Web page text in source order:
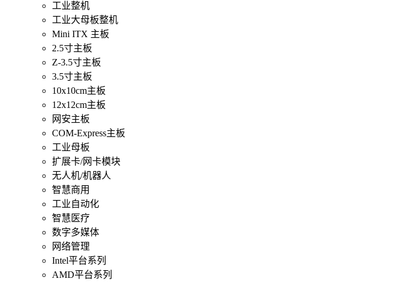
工业整机
工业大母板整机
Mini ITX 主板
2.5寸主板
Z-3.5寸主板
3.5寸主板
10x10cm主板
12x12cm主板
网安主板
COM-Express主板
工业母板
扩展卡/网卡模块
无人机/机器人
智慧商用
工业自动化
智慧医疗
数字多媒体
网络管理
Intel平台系列
AMD平台系列